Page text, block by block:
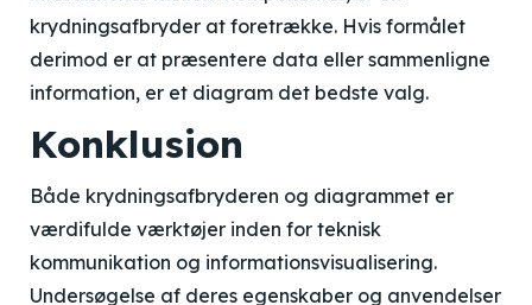
krydningsafbryder at foretrække. Hvis formålet
derimod er at præsentere data eller sammenligne
information, er et diagram det bedste valg.
Konklusion
Både krydningsafbryderen og diagrammet er
værdifulde værktøjer inden for teknisk
kommunikation og informationsvisualisering.
Undersøgelse af deres egenskaber og anvendelser